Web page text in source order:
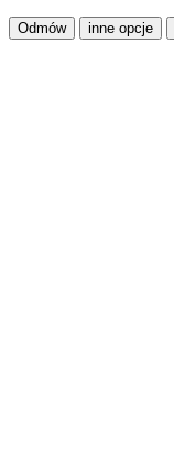
Odmów inne opcje